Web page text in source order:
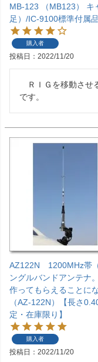
MB-123 （MB123） キ
足）/IC-9100標準付属
購入者
投稿日 2022/11/20
ＲＩＧを移動させ
です。
AZ122N 1200MHz帯
ングルバンドアンテナ
作ってもらえることに
（AZ-122N）【長さ
定・在庫限り】
購入者
投稿日 2022/11/20